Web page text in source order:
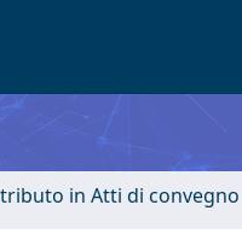
in Atti di convegno